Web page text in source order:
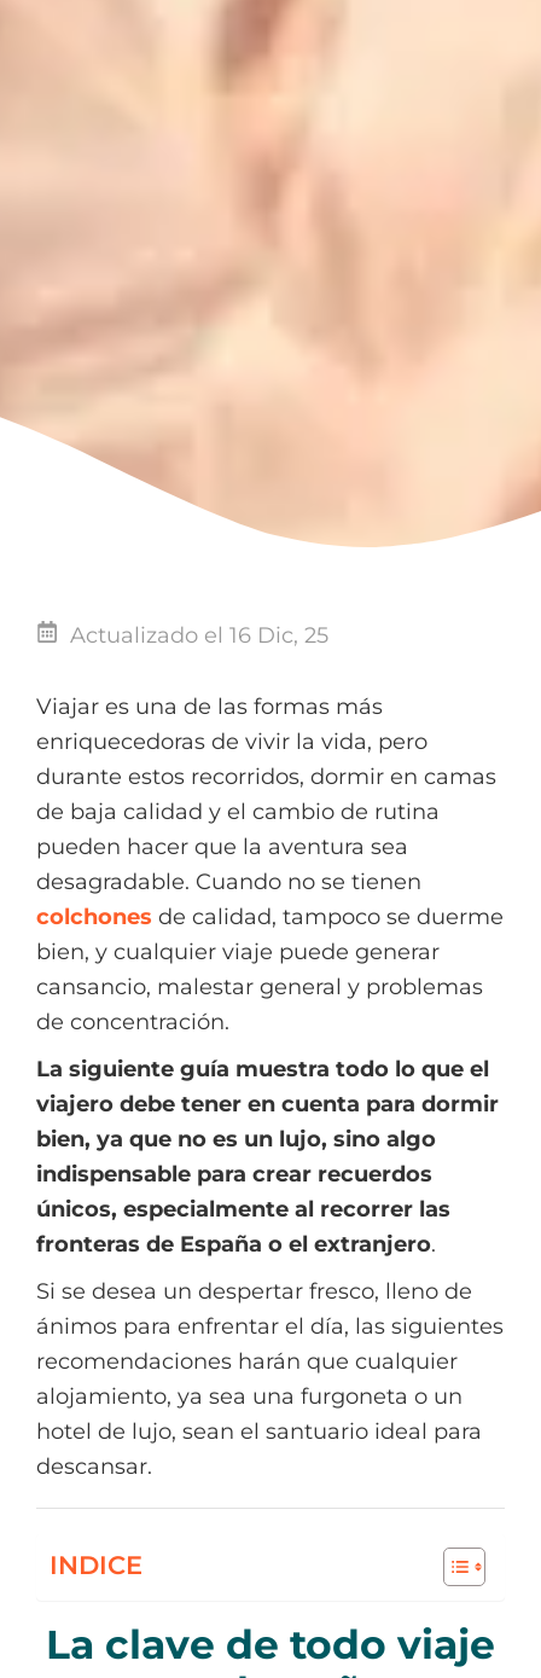
Actualizado el 16 Dic, 25
Viajar es una de las formas más
enriquecedoras de vivir la vida, pero
durante estos recorridos, dormir en camas
de baja calidad y el cambio de rutina
pueden hacer que la aventura sea
desagradable. Cuando no se tienen
colchones de calidad, tampoco se duerme
bien, y cualquier viaje puede generar
cansancio, malestar general y problemas
de concentración.
La siguiente guía muestra todo lo que el
viajero debe tener en cuenta para dormir
bien, ya que no es un lujo, sino algo
indispensable para crear recuerdos
únicos, especialmente al recorrer las
fronteras de España o el extranjero.
Si se desea un despertar fresco, lleno de
ánimos para enfrentar el día, las siguientes
recomendaciones harán que cualquier
alojamiento, ya sea una furgoneta o un
hotel de lujo, sean el santuario ideal para
descansar.
INDICE
La clave de todo viaje